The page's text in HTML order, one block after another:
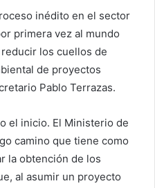
inédito en el sector
primera vez al mundo
los cuellos de
de proyectos
Pablo Terrazas.
el inicio. El Ministerio de
camino que tiene como
la obtención de los
al asumir un proyecto